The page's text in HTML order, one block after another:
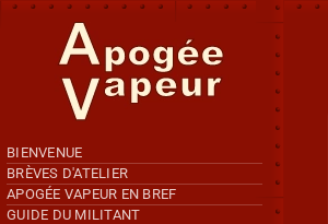
Accéder au contenu principal
BIENVENUE
BRÈVES D'ATELIER
APOGÉE VAPEUR EN BREF
GUIDE DU MILITANT